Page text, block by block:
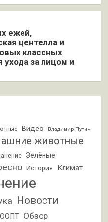
ежей,
центелла и
классных
ухода за лицом и
Видео Владимир Путин
животные
Зелёные
История Климат
Новости
ООПТ Обзор